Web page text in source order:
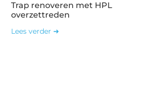
Trap renoveren met HPL
overzettreden
Lees verder ➜